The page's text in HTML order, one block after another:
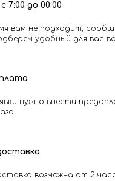
7:00 до 00:00
вам не подходит,
удобный для вас
нужно внести
возможна от 2